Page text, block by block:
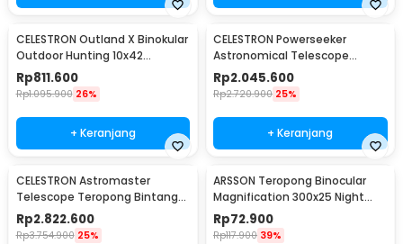
CELESTRON Outland X Binokular
Outdoor Hunting 10x42
Waterproof - 71347
Rp811.600
Rp1.095.900 26%
+ Keranjang
CELESTRON Powerseeker
Astronomical Telescope
Teropong 80mm - 80EQ
Rp2.045.600
Rp2.720.900 25%
+ Keranjang
CELESTRON Astromaster
Telescope Teropong Bintang
Astronomical - 130EQ
Rp2.822.600
Rp3.754.900 25%
ARSSON Teropong Binocular
Magnification 300x25 Night
Vision - XB821PP
Rp72.900
Rp117.900 39%